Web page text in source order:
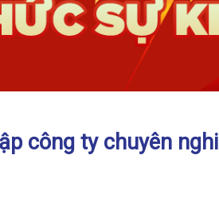
công ty chuyên